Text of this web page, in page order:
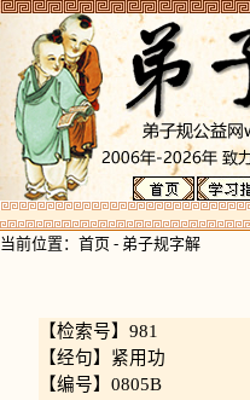
当前位置： 首页 - 弟子规字解
【检索号】981
【经句】紧用功
【编号】0805B